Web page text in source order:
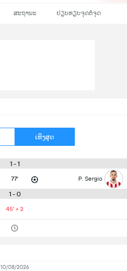
ສະຖານະ ປຽບທຽບຈຸດຕໍ່ຈຸດ
ເທິງສຸດ
1 - 1
77' P. Sergio
1 - 0
45' + 2
10/08/2026